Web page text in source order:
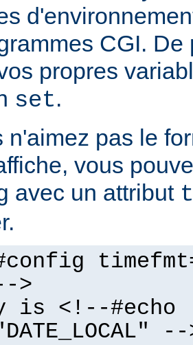
CGI.
propres
set.
n'aimez pas le
vous
avec un attribut
>
is <!--#echo
--